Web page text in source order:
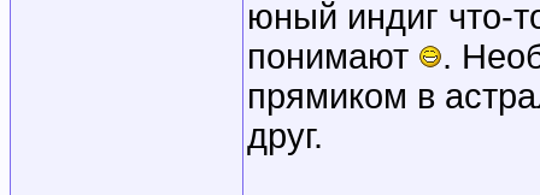
юный индиг что-
понимают
.
прямиком в
друг.